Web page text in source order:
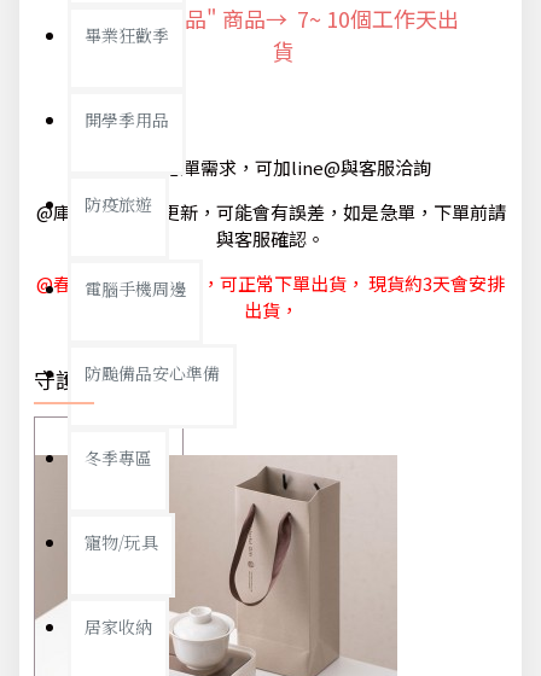
畢業狂歡季
開學季用品
防疫旅遊
電腦手機周邊
防颱備品安心準備
冬季專區
寵物/玩具
居家收納
"預購商品" 商品→ 7~ 10個工作天出
貨
@如有急單需求，可加line@與客服洽詢
@庫存狀態隨時更新，可能會有誤差，如是急單，下單前請
與客服確認。
@春節休節 1/29~2/6，可正常下單出貨， 現貨約3天會安排
出貨，
守護你我